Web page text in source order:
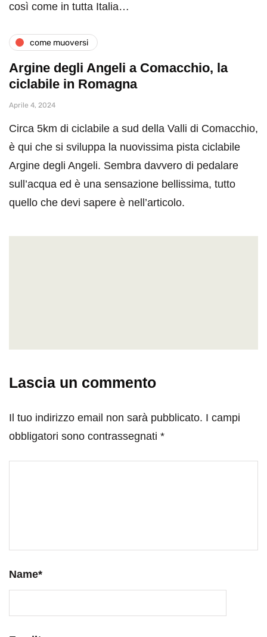
così come in tutta Italia…
come muoversi
Argine degli Angeli a Comacchio, la
ciclabile in Romagna
Aprile 4, 2024
Circa 5km di ciclabile a sud della Valli di Comacchio,
è qui che si sviluppa la nuovissima pista ciclabile
Argine degli Angeli. Sembra davvero di pedalare
sull’acqua ed è una sensazione bellissima, tutto
quello che devi sapere è nell’articolo.
Lascia un commento
Il tuo indirizzo email non sarà pubblicato. I campi
obbligatori sono contrassegnati *
Name*